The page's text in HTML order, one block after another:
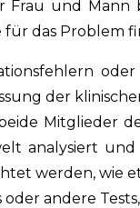
Frau und
für das Problem
der
Mitglieder
analysiert
werden, wie
andere